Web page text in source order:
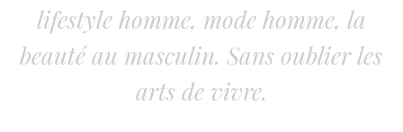
lifestyle homme, mode homme, la
beauté au masculin. Sans oublier les
arts de vivre.